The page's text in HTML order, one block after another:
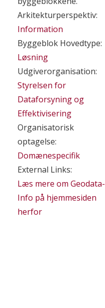
Arkitekturperspektiv:
Information
Byggeblok Hovedtype:
Løsning
Udgiverorganisation:
Styrelsen for
Dataforsyning og
Effektivisering
Organisatorisk
optagelse:
Domænespecifik
External Links:
Læs mere om Geodata-
Info på hjemmesiden
herfor